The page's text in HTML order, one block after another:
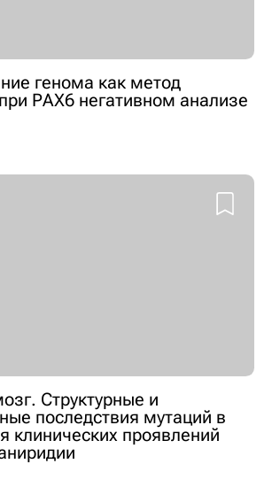
генома как метод
РАХ6 негативном анализе
Структурные и
последствия мутаций в
клинических проявлений